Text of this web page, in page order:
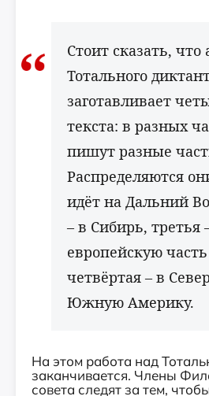
Стоит сказать, что
Тотального
заготавливает
текста: в разных
пишут разные
Распределяются
идёт на Дальний
– в Сибирь, третья
европейскую
четвёртая – в
Южную Америку.
На этом работа над
заканчивается. Члены
совета следят за тем,